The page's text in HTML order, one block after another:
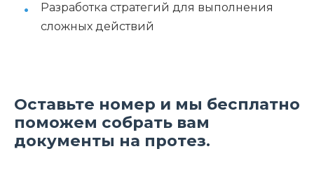
Разработка стратегий для выполнения
сложных действий
Оставьте номер и мы бесплатно
поможем собрать вам
документы на протез.